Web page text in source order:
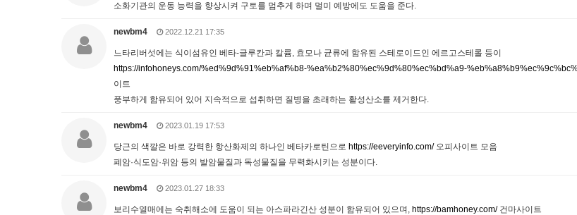
소화기관의 운동 능력을 향상시켜 구토를 멈추게 하며 멀미 예방에도 도움을 준다.
newbm4 2022.12.21 17:35
느타리버섯에는 식이섬유인 베타-글루칸과 칼륨, 효모나 균류에 함유된 스테로이드인 에르고스테롤 등이
https://infohoneys.com/%ed%9d%91%eb%af%b8-%ea%b2%80%ec%9d%80%ec%bd%a9-
이트
풍부하게 함유되어 있어 지속적으로 섭취하면 질병을 초래하는 활성산소를 제거한다.
newbm4 2023.01.19 17:53
당근의 색깔은 바로 강력한 항산화제의 하나인 베타카로틴으로 https://eeveryinfo.com/오피사이트 모음
폐암·식도암·위암 등의 발암물질과 독성물질을 무력화시키는 성분이다.
newbm4 2023.01.27 18:33
보리수열매에는 숙취해소에 도움이 되는 아스파라긴산 성분이 함유되어 있으며, https://bamhoney.com/건마사이트